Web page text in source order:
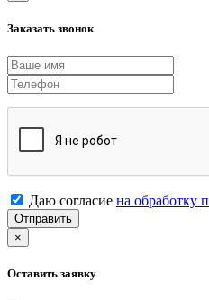
Заказать звонок
Даю согласие на обработку
Отправить
×
Оставить заявку